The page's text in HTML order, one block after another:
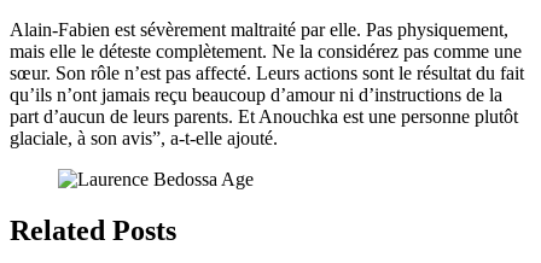
Alain-Fabien est sévèrement maltraité par elle. Pas physiquement,
mais elle le déteste complètement. Ne la considérez pas comme une
sœur. Son rôle n’est pas affecté. Leurs actions sont le résultat du fait
qu’ils n’ont jamais reçu beaucoup d’amour ni d’instructions de la
part d’aucun de leurs parents. Et Anouchka est une personne plutôt
glaciale, à son avis”, a-t-elle ajouté.
Related Posts